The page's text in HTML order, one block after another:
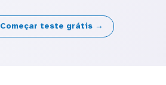
Começar teste grátis →